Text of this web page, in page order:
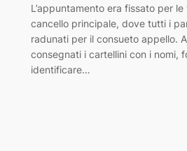
L’appuntamento era fissato per
cancello principale, dove tutti i
radunati per il consueto appello.
consegnati i cartellini con i nomi,
identificare…